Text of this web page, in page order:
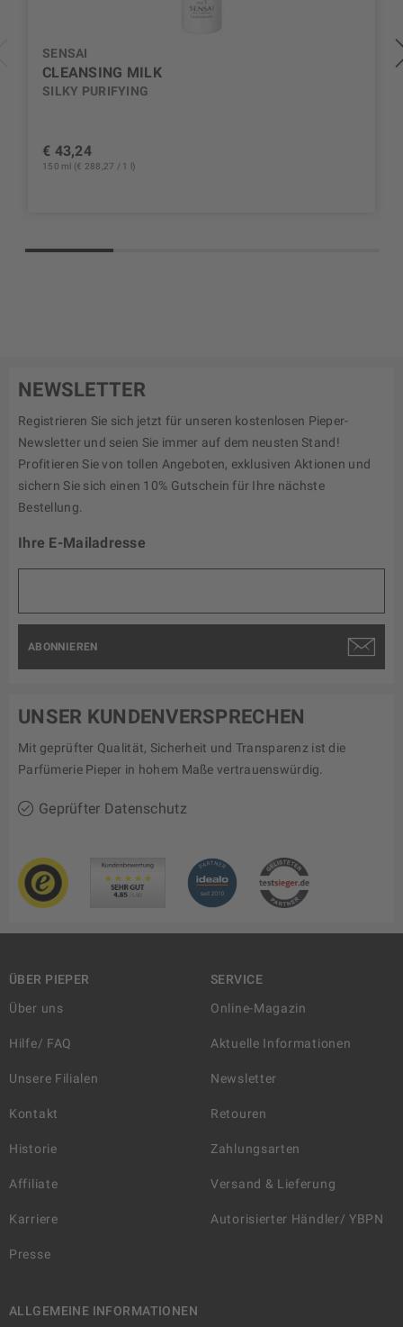
SENSAI
CLEANSING MILK
SILKY PURIFYING
€ 43,24
150 ml (€ 288,27 / 1 l)
NEWSLETTER
Registrieren Sie sich jetzt für unseren kostenlosen Pieper-
Newsletter und seien Sie immer auf dem neusten Stand!
Profitieren Sie von tollen Angeboten, exklusiven Aktionen und
sichern Sie sich einen 10% Gutschein für Ihre nächste
Bestellung.
Ihre E-Mailadresse
ABONNIEREN
UNSER KUNDENVERSPRECHEN
Mit geprüfter Qualität, Sicherheit und Transparenz ist die
Parfümerie Pieper in hohem Maße vertrauenswürdig.
Geprüfter Datenschutz
ÜBER PIEPER
Über uns
Hilfe/ FAQ
Unsere Filialen
Kontakt
Historie
Affiliate
Karriere
Presse
SERVICE
Online-Magazin
Aktuelle Informationen
Newsletter
Retouren
Zahlungsarten
Versand & Lieferung
Autorisierter Händler/ YBPN
ALLGEMEINE INFORMATIONEN